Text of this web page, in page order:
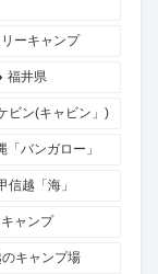
ーキャンプ
福井県
ビン(キャビン」)
「バンガロー」
信越「海」
ャンプ
キャンプ場